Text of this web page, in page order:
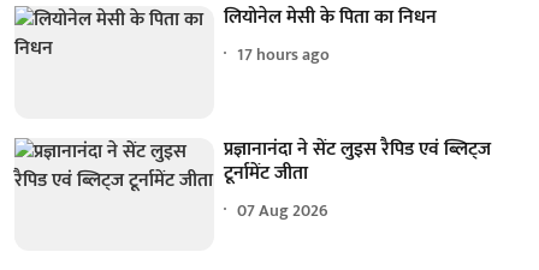
लियोनेल मेसी के पिता का निधन
17 hours ago
प्रज्ञानानंदा ने सेंट लुइस रैपिड एवं ब्लिट्ज
टूर्नामेंट जीता
07 Aug 2026